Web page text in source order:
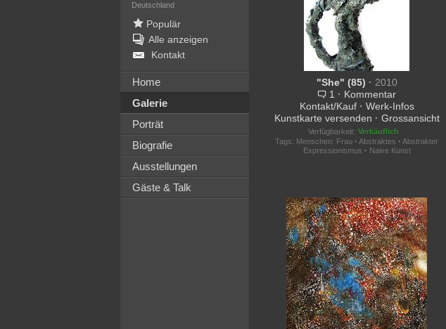
Deutschland
Populär
Alle anzeigen
Kontakt
Home
Galerie
Porträt
Biografie
Ausstellungen
Gäste & Talk
"She" (85) · 2010
1 · Kommentar
Kontakt/Kauf · Werk-Infos
Kunstkarte versenden · Grossansicht
Verfügbarkeit: Verkäuflich
Tags: Menschen: Frau · Abstraktes · Abstrakter
Expressionismus · Naive Kunst